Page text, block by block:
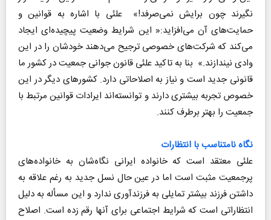
نگیرند چون برایش نمی‌صرفد!» علئی با اشاره به قوانین و
حمایت‌های آن می‌افزاید:« این شرایط وضعیت پیچیده‌ای ایجاد
می‌کند که شرکت‌های خصوصی ترجیح می‌دهند خودشان را در این
وادی نیندازند.» بنا به تاکید علئی قانون جوانی جمعیت در کشور ما
قانونی جدید است و نیاز به اصلاحاتی دارد. کشورهای دیگر در این
خصوص تجربه بیشتری دارند و توانسته‌اند ایرادات قوانین مرتبط با
جمعیت را بهتر برطرف کنند.
نگاه نامتناسب با انتظارات
علئی معتقد است که خانواده ایرانی نگاه‌شان به خانواده‌های
پرجمعیت مثبت است اما در عین حال نسل جدید به رغم علاقه به
داشتن فرزند بیشتر تمایلی به فرزند‌آوری ندارد و این مسأله به دلیل
انتظاراتی است که شرایط اجتماعی برای آنها رقم زده است. اصلاح